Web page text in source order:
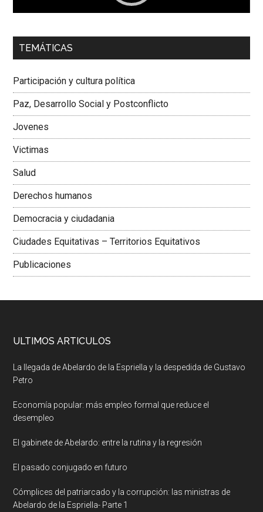
00:00 01:04
Dra. Carolina Corcho Mejía,Presidenta Corporación
Colombiana
TEMÁTICAS
Participación y cultura política
Paz, Desarrollo Social y Postconflicto
Jovenes
Victimas
Salud
Derechos humanos
Democracia y ciudadania
Ciudades Equitativas – Territorios Equitativos
Publicaciones
ULTIMOS ARTICULOS
La llegada de Abelardo de la Espriella y la despedida de Gustavo
Petro
Economía popular: más empleo formal que reduce el
desempleo
El gabinete de Abelardo: entre la rutina y la regresión
El pasado conjugado en futuro
Cómplices del patriarcado y la corrupción: las ministras de
Abelardo de la Espriella- Parte 1